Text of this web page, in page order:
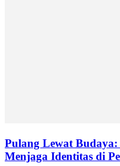
Pulang Lewat
Menjaga Identitas di